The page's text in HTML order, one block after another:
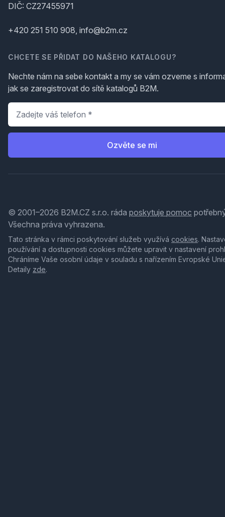
DIČ: CZ27455971
+420 251 510 908, info@b2m.cz
CHCETE SE PŘIDAT DO NAŠEHO KATALOGU?
Nechte nám na sebe kontakt a my se vám ozveme s
jak se zaregistrovat do sítě katalogů B2M.
Telefon
Ozvěte se mi
© 2001–2026 B2M.CZ s.r.o. ráda poskytuje pomoc
Všechna práva vyhrazena.
Tato stránka v rámci poskytování služeb využívá cookies.
používání a dostupnosti cookies můžete upravit v nastavení
Chráníme Vaše osobní údaje v souladu s nařízením Evropské
Detaily zde.